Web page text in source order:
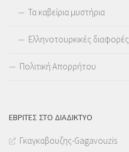
Τα καβείρια μυστήρια
Ελληνοτουρκικές διαφορές
Πολιτική Απορρήτου
ΕΒΡΊΤΕΣ ΣΤΟ ΔΙΑΔΊΚΤΥΟ
Γκαγκαβουζης-Gagavouzis